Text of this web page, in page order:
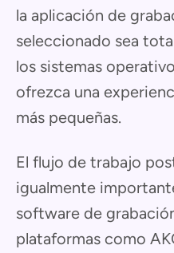
la aplicación de
seleccionado sea
los sistemas
ofrezca una
más pequeñas.
El flujo de trabajo
igualmente
software de
plataformas como